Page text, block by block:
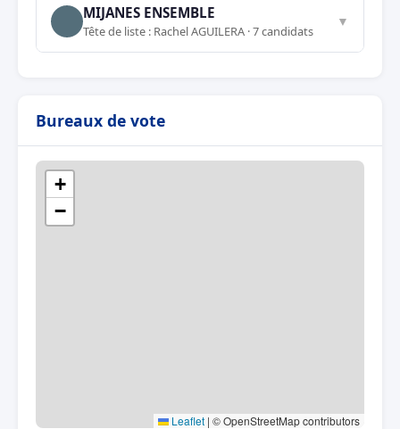
MIJANES ENSEMBLE
Tête de liste : Rachel AGUILERA · 7 candidats
▼
Bureaux de vote
+
−
Leaflet | © OpenStreetMap contributors